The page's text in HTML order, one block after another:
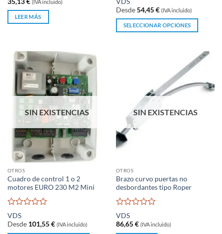
0
5
(IVA incluido)
LEER MÁS
con
0
5
Desde 54,45€ (IVA incluido)
SELECCIONAR OPCIONES
opciones
pueden
elegir
en
la
de
producto
SIN EXISTENCIAS
OTROS
Cuadro de control 1 o 2
motores EURO 230 M2 Mini
Valorado
con
0
VDS
Desde 101,55€ (IVA incluido)
SIN EXISTENCIAS
OTROS
Brazo curvo puertas no
desbordantes tipo Roper
Valorado
con
0
VDS
86,65€ (IVA incluido)